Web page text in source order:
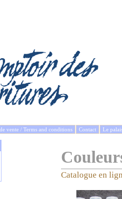
vente / Terms and conditions Contact Le
Catalogue en